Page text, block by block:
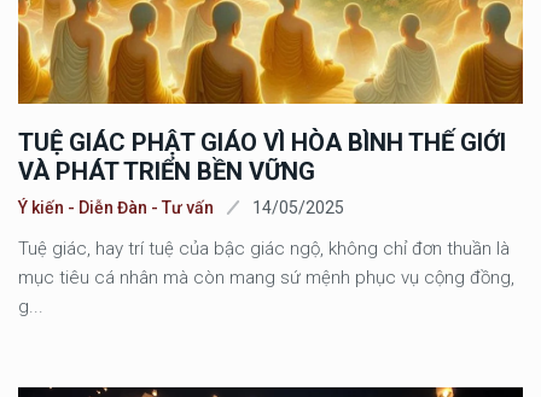
TUỆ GIÁC PHẬT GIÁO VÌ HÒA BÌNH THẾ GIỚI
VÀ PHÁT TRIỂN BỀN VỮNG
Ý kiến - Diễn Đàn - Tư vấn 14/05/2025
Tuệ giác, hay trí tuệ của bậc giác ngộ, không chỉ đơn thuần là
mục tiêu cá nhân mà còn mang sứ mệnh phục vụ cộng đồng,
g...